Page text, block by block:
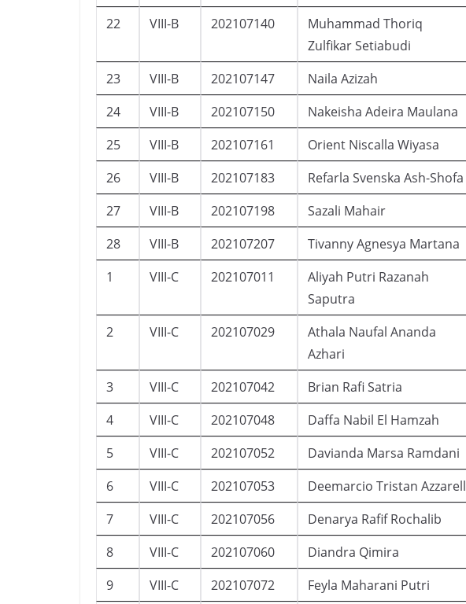
22
VIII-B 202107140
Muhammad Thoriq
Zulfikar Setiabudi
23 VIII-B 202107147 Naila Azizah
24
VIII-B 202107150 Nakeisha Adeira Maulana
25
VIII-B 202107161 Orient Niscalla Wiyasa
26
VIII-B 202107183 Refarla Svenska Ash-Shofa
27
VIII-B 202107198 Sazali Mahair
28
VIII-B 202107207 Tivanny Agnesya Martana
1
VIII-C 202107011
Aliyah Putri Razanah
Saputra
2 VIII-C 202107029
Athala Naufal Ananda
Azhari
3 VIII-C 202107042 Brian Rafi Satria
4
VIII-C 202107048 Daffa Nabil El Hamzah
5
VIII-C 202107052 Davianda Marsa Ramdani
6
VIII-C 202107053 Deemarcio Tristan Azzarell
7
VIII-C 202107056 Denarya Rafif Rochalib
8
VIII-C 202107060 Diandra Qimira
9
VIII-C 202107072 Feyla Maharani Putri